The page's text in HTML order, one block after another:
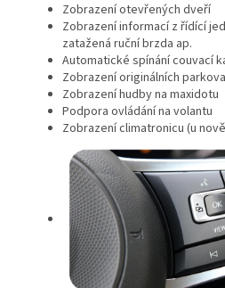
Zobrazení otevřených dveří
Zobrazení informací z řídící
zatažená ruční brzda ap.
Automatické spínání couvací
Zobrazení originálních
Zobrazení hudby na maxidotu
Podpora ovládání na volantu
Zobrazení climatronicu (u